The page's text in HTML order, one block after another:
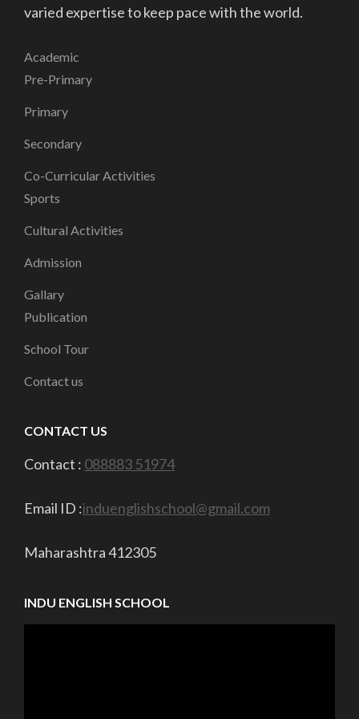
varied expertise to keep pace with the world.
Academic
Pre-Primary
Primary
Secondary
Co-Curricular Activities
Sports
Cultural Activities
Admission
Gallary
Publication
School Tour
Contact us
CONTACT US
Contact : 088883 51974
Email ID :induenglishschool@gmail.com
Maharashtra 412305
INDU ENGLISH SCHOOL